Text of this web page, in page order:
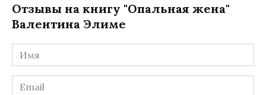
Отзывы на книгу "Опальная жена"
Валентина Элиме
Имя
*
Email